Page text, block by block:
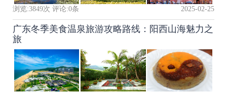
浏览:3849次 评论:0条 2025-02-25
广东冬季美食温泉旅游攻略路线：阳西山海魅力之
旅